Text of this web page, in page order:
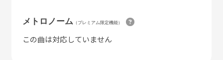
メトロノーム （プレミアム限定機能）
この曲は対応していません